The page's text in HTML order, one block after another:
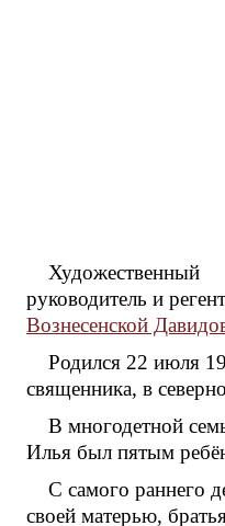
Художественный
руководитель и регент
Вознесенской
Родился 22 июля
священника, в
В многодетной
Илья был пятым
С самого раннего
своей матерью,